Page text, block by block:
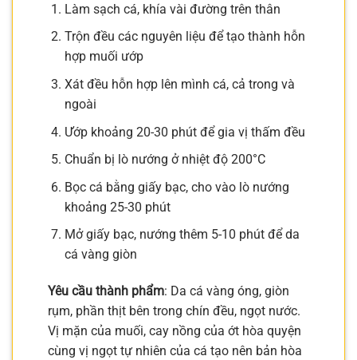
Làm sạch cá, khía vài đường trên thân
Trộn đều các nguyên liệu để tạo thành hỗn
hợp muối ướp
Xát đều hỗn hợp lên mình cá, cả trong và
ngoài
Ướp khoảng 20-30 phút để gia vị thấm đều
Chuẩn bị lò nướng ở nhiệt độ 200°C
Bọc cá bằng giấy bạc, cho vào lò nướng
khoảng 25-30 phút
Mở giấy bạc, nướng thêm 5-10 phút để da
cá vàng giòn
Yêu cầu thành phẩm: Da cá vàng óng, giòn
rụm, phần thịt bên trong chín đều, ngọt nước.
Vị mặn của muối, cay nồng của ớt hòa quyện
cùng vị ngọt tự nhiên của cá tạo nên bản hòa